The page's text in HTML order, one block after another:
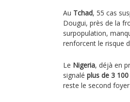
Au Tchad, 55 cas
Dougui, près de la
surpopulation,
renforcent le risque
Le Nigeria, déjà en
signalé plus de 3
reste le second